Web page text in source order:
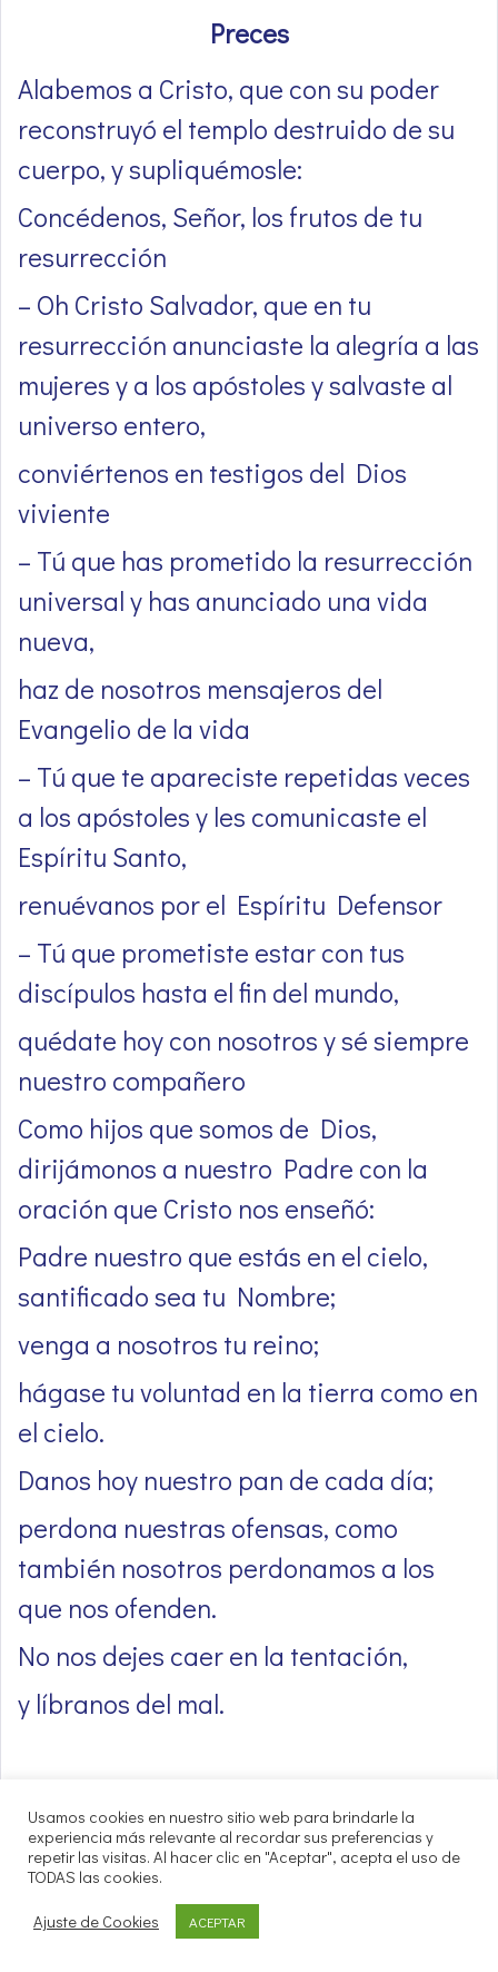
Preces
Alabemos a Cristo, que con su poder
reconstruyó el templo destruido de su
cuerpo, y supliquémosle:
Concédenos, Señor, los frutos de tu
resurrección
– Oh Cristo Salvador, que en tu
resurrección anunciaste la alegría a las
mujeres y a los apóstoles y salvaste al
universo entero,
conviértenos en testigos del Dios
viviente
– Tú que has prometido la resurrección
universal y has anunciado una vida
nueva,
haz de nosotros mensajeros del
Evangelio de la vida
– Tú que te apareciste repetidas veces
a los apóstoles y les comunicaste el
Espíritu Santo,
renuévanos por el Espíritu Defensor
– Tú que prometiste estar con tus
discípulos hasta el fin del mundo,
quédate hoy con nosotros y sé siempre
nuestro compañero
Como hijos que somos de Dios,
dirijámonos a nuestro Padre con la
oración que Cristo nos enseñó:
Padre nuestro que estás en el cielo,
santificado sea tu Nombre;
venga a nosotros tu reino;
hágase tu voluntad en la tierra como en
el cielo.
Danos hoy nuestro pan de cada día;
perdona nuestras ofensas, como
también nosotros perdonamos a los
que nos ofenden.
No nos dejes caer en la tentación,
y líbranos del mal.
Final
Tú, Señor, que nos has salvado por el
misterio pascual, continúa
Usamos cookies en nuestro sitio web para brindarle la
experiencia más relevante al recordar sus preferencias y
repetir las visitas. Al hacer clic en "Aceptar", acepta el uso de
TODAS las cookies.
Ajuste de Cookies ACEPTAR